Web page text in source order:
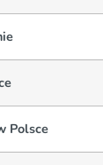
Polsce